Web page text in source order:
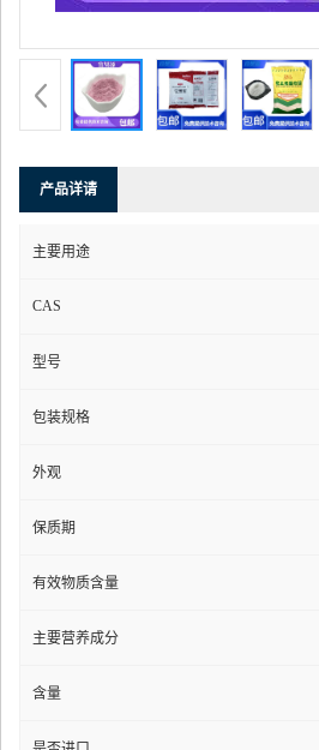
产品详请
主要用途
CAS
型号
包装规格
外观
保质期
有效物质含量
主要营养成分
含量